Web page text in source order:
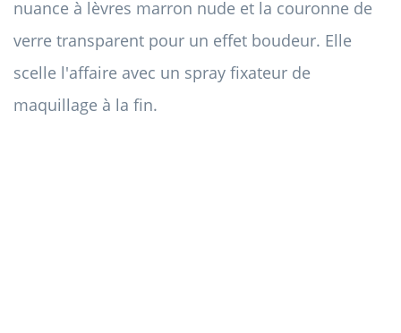
nuance à lèvres marron nude et la couronne de
verre transparent pour un effet boudeur. Elle
scelle l'affaire avec un spray fixateur de
maquillage à la fin.